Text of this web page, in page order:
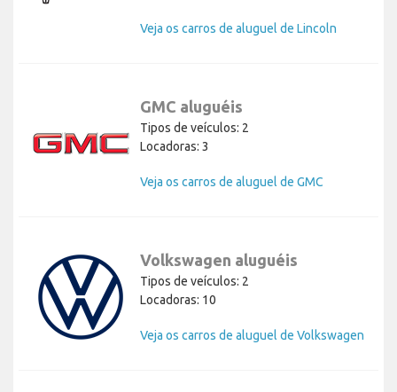
Veja os carros de aluguel de Lincoln
GMC aluguéis
Tipos de veículos: 2
Locadoras: 3
Veja os carros de aluguel de GMC
Volkswagen aluguéis
Tipos de veículos: 2
Locadoras: 10
Veja os carros de aluguel de Volkswagen